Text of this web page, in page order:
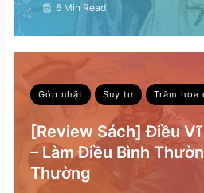
6 Min Read
Góp nhặt Suy tư Trăm hoa
[Review Sách] Điều
– Làm Điều Bình
Thường